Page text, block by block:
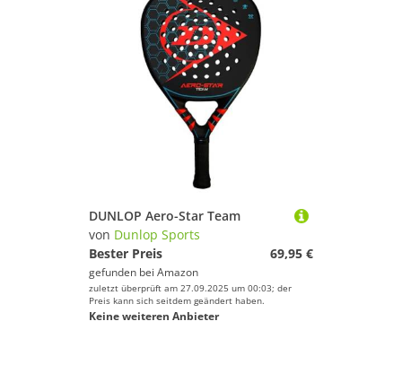
DUNLOP Aero-Star Team
von Dunlop Sports
Bester Preis
69,95 €
gefunden bei Amazon
zuletzt überprüft am 27.09.2025 um 00:03; der
Preis kann sich seitdem geändert haben.
Keine weiteren Anbieter